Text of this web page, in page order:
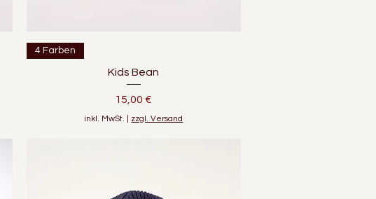
4 Farben
Kids Bean
Preis
15,00 €
inkl. MwSt. zzgl. Versand